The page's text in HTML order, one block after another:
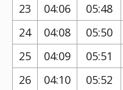
23
04:06 05:48
24
04:08 05:50
25
04:09 05:51
26
04:10 05:52